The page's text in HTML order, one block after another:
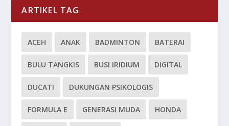
ARTIKEL TAG
ACEH ANAK BADMINTON BATERAI
BULU TANGKIS BUSI IRIDIUM DIGITAL
DUCATI DUKUNGAN PSIKOLOGIS
FORMULA E GENERASI MUDA HONDA